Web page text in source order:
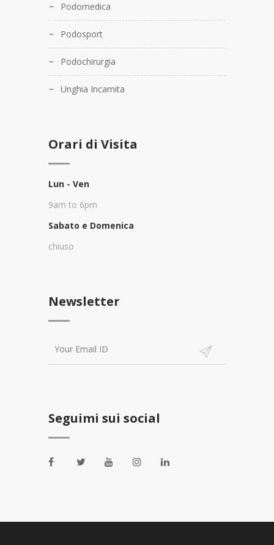
Podomedica
Podosport
Podochirurgia
Unghia Incarnita
Orari di Visita
Lun - Ven
9am to 6pm
Sabato e Domenica
chiuso
Newsletter
Seguimi sui social